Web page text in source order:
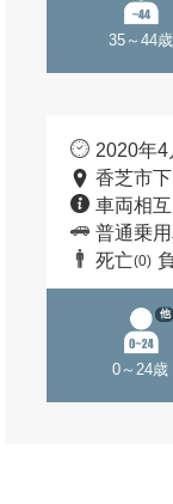
35～44歳
2020年
香芝市
車両相
普通乗
死亡(0)
0～24歳
他